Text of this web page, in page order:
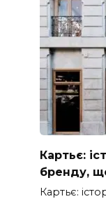
Картьє:
бренду,
Картьє: